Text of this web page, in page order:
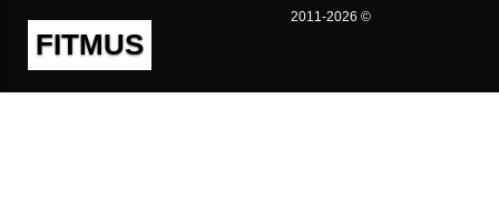
FITMUS
2011-2026 ©